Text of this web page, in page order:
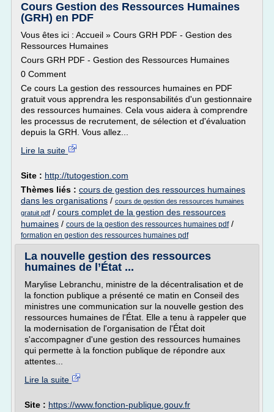
Cours Gestion des Ressources Humaines
(GRH) en PDF
Vous êtes ici : Accueil » Cours GRH PDF - Gestion des
Ressources Humaines
Cours GRH PDF - Gestion des Ressources Humaines
0 Comment
Ce cours La gestion des ressources humaines en PDF
gratuit vous apprendra les responsabilités d'un gestionnaire
des ressources humaines. Cela vous aidera à comprendre
les processus de recrutement, de sélection et d'évaluation
depuis la GRH. Vous allez...
Lire la suite
Site : http://tutogestion.com
Thèmes liés : cours de gestion des ressources humaines
dans les organisations / cours de gestion des ressources humaines
gratuit pdf / cours complet de la gestion des ressources
humaines / cours de la gestion des ressources humaines pdf/
formation en gestion des ressources humaines pdf
La nouvelle gestion des ressources
humaines de l’État ...
Marylise Lebranchu, ministre de la décentralisation et de
la fonction publique a présenté ce matin en Conseil des
ministres une communication sur la nouvelle gestion des
ressources humaines de l'État. Elle a tenu à rappeler que
la modernisation de l'organisation de l'État doit
s'accompagner d'une gestion des ressources humaines
qui permette à la fonction publique de répondre aux
attentes...
Lire la suite
Site : https://www.fonction-publique.gouv.fr